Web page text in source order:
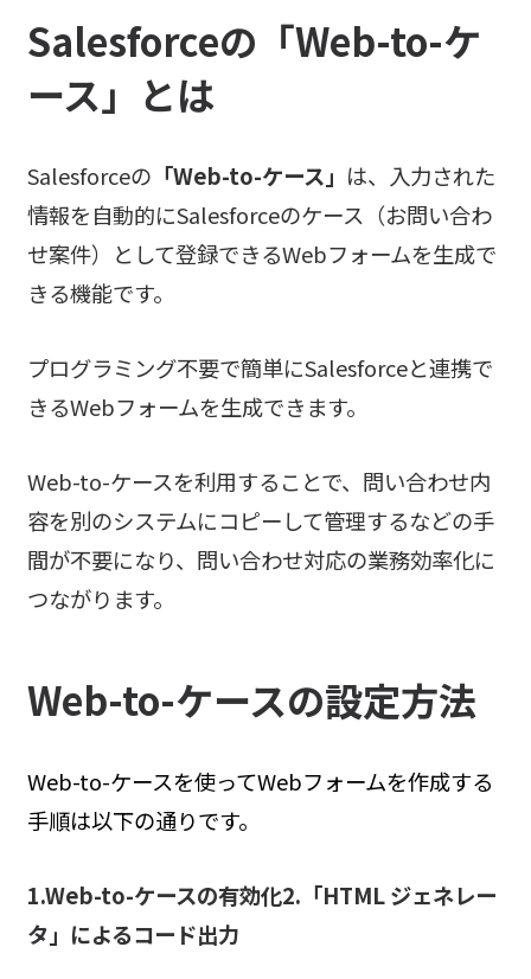
Salesforceの「Web-to-ケ
ース」とは
Salesforceの 「Web-to-ケース」 は、入力された
情報を自動的にSalesforceのケース（お問い合わ
せ案件）として登録できるWebフォームを生成で
きる機能です。
プログラミング不要で簡単にSalesforceと連携で
きるWebフォームを生成できます。
Web-to-ケースを利用することで、問い合わせ内
容を別のシステムにコピーして管理するなどの手
間が不要になり、問い合わせ対応の業務効率化に
つながります。
Web-to-ケースの設定方法
Web-to-ケースを使ってWebフォームを作成する
手順は以下の通りです。
1.Web-to-ケースの有効化2.「HTML ジェネレー
タ」によるコード出力